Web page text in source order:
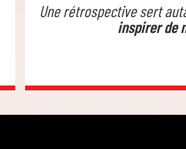
Une rétrospective sert
inspirer de